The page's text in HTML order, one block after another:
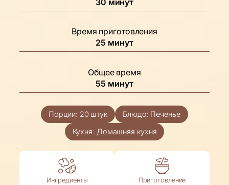
Время приготовления
25 минуты
минут
Общее время
55 минуты
минут
Порции: 20 штук Блюдо: Печенье
Кухня: Домашняя кухня
Ингредиенты Приготовление